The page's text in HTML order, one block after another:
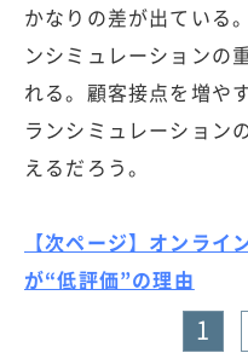
かなりの差が出ている
ンシミュレーションの
れる。顧客接点を増や
ランシミュレーション
えるだろう。
【次ページ】オンライ
が“低評価”の理由
1